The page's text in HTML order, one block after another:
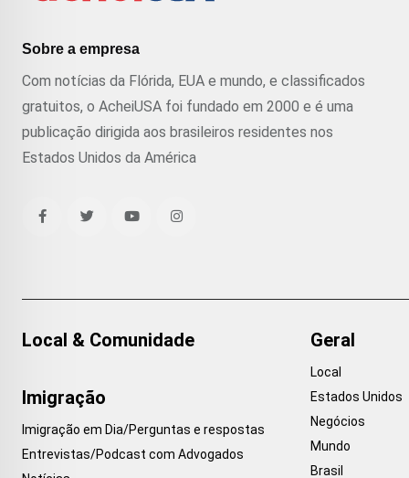
Sobre a empresa
Com notícias da Flórida, EUA e mundo, e classificados
gratuitos, o AcheiUSA foi fundado em 2000 e é uma
publicação dirigida aos brasileiros residentes nos
Estados Unidos da América
Local & Comunidade
Imigração
Imigração em Dia/Perguntas e respostas
Entrevistas/Podcast com Advogados
Geral
Local
Estados Unidos
Negócios
Mundo
Brasil